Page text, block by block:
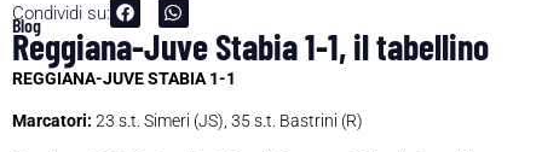
Condividi su:
Blog
Reggiana-Juve Stabia 1-1, il tabellino
REGGIANA-JUVE STABIA 1-1
Marcatori: 23 s.t. Simeri (JS), 35 s.t. Bastrini (R)